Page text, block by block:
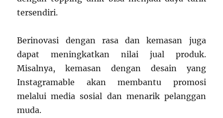
tersendiri.
Berinovasi dengan rasa dan kemasan juga
dapat meningkatkan nilai jual produk.
Misalnya, kemasan dengan desain yang
Instagramable akan membantu promosi
melalui media sosial dan menarik pelanggan
muda.